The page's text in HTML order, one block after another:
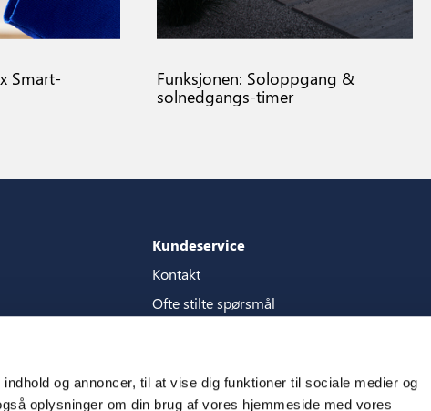
og annoncer, til at vise dig funktioner til sociale medier og
oplysninger om din brug af vores hjemmeside med vores
Smart-
Funksjonen: Soloppgang &
solnedgangs-timer
store
Kundeservice
Kontakt
Ofte stilte spørsmål
CSR